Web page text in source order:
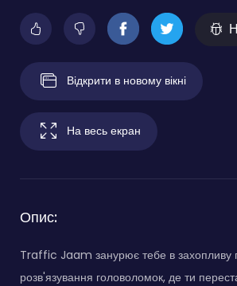
Відкрити в новому вікні
На весь екран
Опис:
Traffic Jaam занурює тебе в захопливу
розв'язування головоломок, де ти